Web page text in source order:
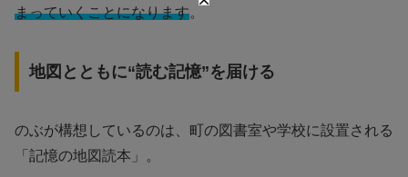
まっていくことになります。
地図とともに“読む記憶”を届ける
のぶが構想しているのは、町の図書室や学校に設置される
「記憶の地図読本」。